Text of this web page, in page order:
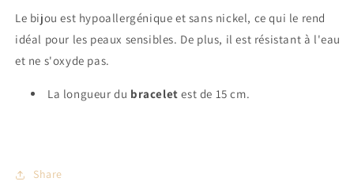
Le bijou est hypoallergénique et sans nickel, ce qui le rend
idéal pour les peaux sensibles. De plus, il est résistant à l'eau
et ne s'oxyde pas.
La longueur du bracelet est de 15 cm.
Share